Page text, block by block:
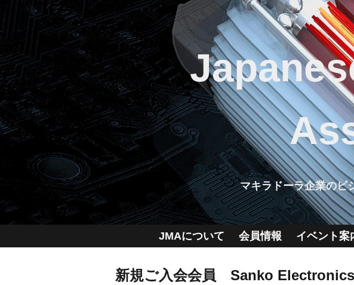
マキラドーラ企業のビ
JMAについて 会員情報 イベント案
新規ご入会会員 Sanko